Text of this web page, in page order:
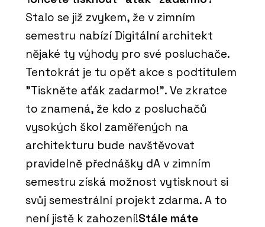
Stalo se již zvykem, že v zimním
semestru nabízí Digitální architekt
nějaké ty výhody pro své posluchače.
Tentokrát je tu opět akce s podtitulem
"Tiskněte aťák zadarmo!". Ve zkratce
to znamená, že kdo z posluchačů
vysokých škol zaměřených na
architekturu bude navštěvovat
pravidelně přednášky dA v zimním
semestru získá možnost vytisknout si
svůj semestrální projekt zdarma. A to
není jistě k zahození!Stále máte